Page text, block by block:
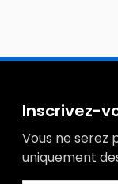
Inscrivez-
Vous ne serez
uniquement